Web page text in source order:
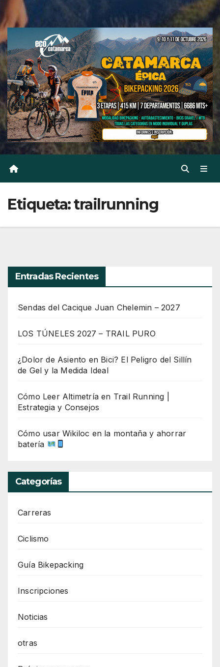
Etiqueta:trailrunning
Entradas Recientes
Sendas del Cacique Juan Chelemin – 2027
LOS TÚNELES 2027 – TRAIL PURO
¿Dolor de Asiento en Bici? El Peligro del Sillín
de Gel y la Medida Ideal
Cómo Leer Altimetría en Trail Running |
Estrategia y Consejos
Cómo usar Wikiloc en la montaña y ahorrar
batería
Categorías
Carreras
Ciclismo
Guía Bikepacking
Inscripciones
Noticias
otras